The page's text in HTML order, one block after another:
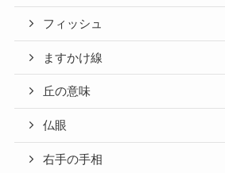
フィッシュ
ますかけ線
丘の意味
仏眼
右手の手相